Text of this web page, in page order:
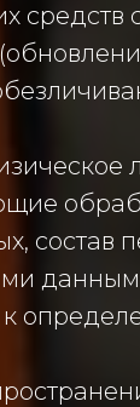
состав